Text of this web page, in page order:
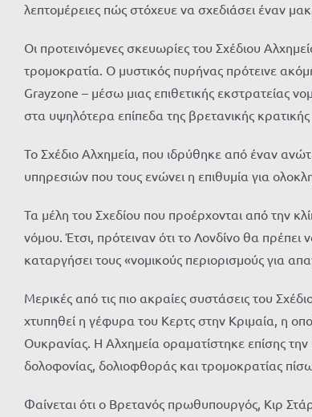
λεπτομέρειες πώς στόχευε να σχεδιάσει έναν
Οι προτεινόμενες σκευωρίες του Σχέδιου
τρομοκρατία. Ο μυστικός πυρήνας πρότεινε
Grayzone – μέσω μιας επιθετικής εκστρατείας
στα υψηλότερα επίπεδα της βρετανικής
Το Σχέδιο Αλχημεία, που ιδρύθηκε από έναν
υπηρεσιών που τους ενώνει η επιθυμία για
Τα μέλη του Σχεδίου που προέρχονται από την
νόμου. Έτσι, πρότειναν ότι το Λονδίνο θα πρέπει
καταργήσει τους «νομικούς περιορισμούς για
Μερικές από τις πιο ακραίες συστάσεις του
χτυπηθεί η γέφυρα του Κερτς στην Κριμαία, η
Ουκρανίας. Η Αλχημεία οραματίστηκε επίσης
δολοφονίας, δολιοφθοράς και τρομοκρατίας
Φαίνεται ότι ο Βρετανός πρωθυπουργός, Κιρ